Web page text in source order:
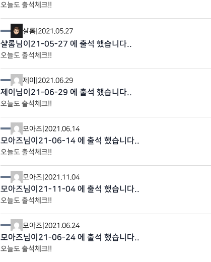
오늘도 출석체크!!
샬롬|2021.05.27
샬롬님이21-05-27 에 출석 했습니다..
오늘도 출석체크!!
제이 |2021.06.29
제이님이21-06-29 에 출석 했습니다..
오늘도 출석체크!!
모아즈|2021.06.14
모아즈님이21-06-14 에 출석 했습니다..
오늘도 출석체크!!
모아즈|2021.11.04
모아즈님이21-11-04 에 출석 했습니다..
오늘도 출석체크!!
모아즈|2021.06.24
모아즈님이21-06-24 에 출석 했습니다..
오늘도 출석체크!!